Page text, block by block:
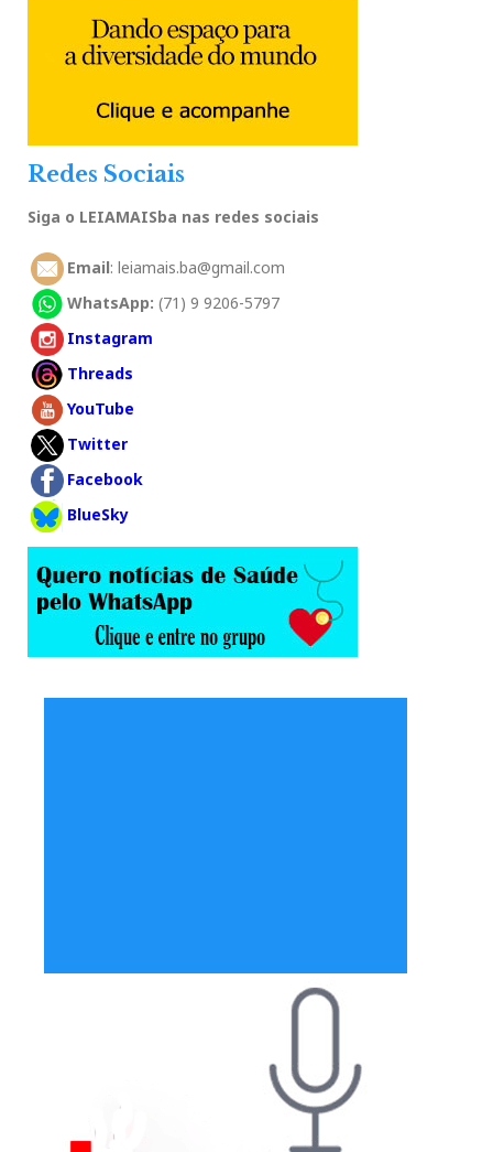
Redes Sociais
Siga o LEIAMAISba nas redes sociais
Email: leiamais.ba@gmail.com
WhatsApp: (71) 9 9206-5797
Instagram
Threads
YouTube
Twitter
Facebook
BlueSky